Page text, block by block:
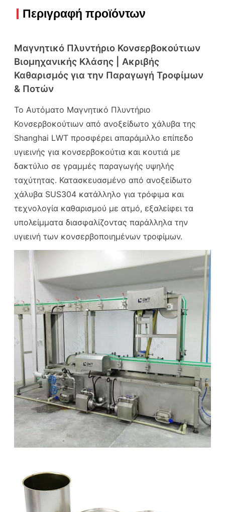
Περιγραφή προϊόντων
Μαγνητικό Πλυντήριο Κονσερβοκούτιων
Βιομηχανικής Κλάσης | Ακριβής
Καθαρισμός για την Παραγωγή Τροφίμων
& Ποτών
Το Αυτόματο Μαγνητικό Πλυντήριο
Κονσερβοκούτιων από ανοξείδωτο χάλυβα της
Shanghai LWT προσφέρει απαράμιλλο επίπεδο
υγιεινής για κονσερβοκούτια και κουτιά με
δακτύλιο σε γραμμές παραγωγής υψηλής
ταχύτητας. Κατασκευασμένο από ανοξείδωτο
χάλυβα SUS304 κατάλληλο για τρόφιμα και
τεχνολογία καθαρισμού με ατμό, εξαλείφει τα
υπολείμματα διασφαλίζοντας παράλληλα την
υγιεινή των κονσερβοποιημένων τροφίμων.